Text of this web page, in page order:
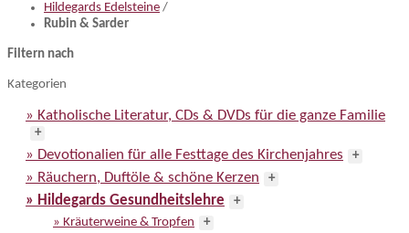
Hildegards Edelsteine /
Rubin & Sarder
Filtern nach
Kategorien
» Katholische Literatur, CDs & DVDs für die ganze Familie
+
» Devotionalien für alle Festtage des Kirchenjahres +
» Räuchern, Duftöle & schöne Kerzen +
» Hildegards Gesundheitslehre
+
» Kräuterweine & Tropfen
+